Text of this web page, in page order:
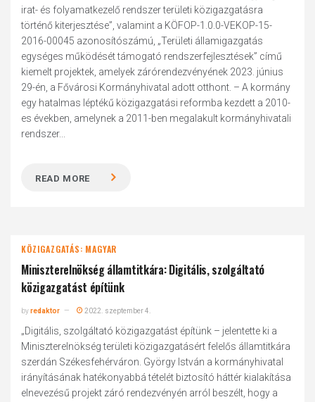
irat- és folyamatkezelő rendszer területi közigazgatásra
történő kiterjesztése”, valamint a KÖFOP-1.0.0-VEKOP-15-
2016-00045 azonosítószámú, „Területi államigazgatás
egységes működését támogató rendszerfejlesztések” című
kiemelt projektek, amelyek zárórendezvényének 2023. június
29-én, a Fővárosi Kormányhivatal adott otthont. – A kormány
egy hatalmas léptékű közigazgatási reformba kezdett a 2010-
es években, amelynek a 2011-ben megalakult kormányhivatali
rendszer...
READ MORE
KÖZIGAZGATÁS: MAGYAR
Miniszterelnökség államtitkára: Digitális, szolgáltató
közigazgatást építünk
byredaktor 2022. szeptember 4.
„Digitális, szolgáltató közigazgatást építünk – jelentette ki a
Miniszterelnökség területi közigazgatásért felelős államtitkára
szerdán Székesfehérváron. György István a kormányhivatal
irányításának hatékonyabbá tételét biztosító háttér kialakítása
elnevezésű projekt záró rendezvényén arról beszélt, hogy a